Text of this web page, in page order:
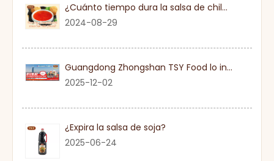
¿Cuánto tiempo dura la salsa de chile dulce una vez que se abre?
2024-08-29
Guangdong Zhongshan TSY Food lo invita sinceramente a visitar la Exposición Gulfood de Dubai 2026
2025-12-02
¿Expira la salsa de soja?
2025-06-24